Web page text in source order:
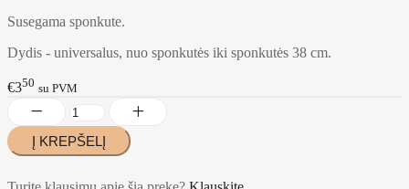
Susegama sponkute.
Dydis - universalus, nuo sponkutės iki sponkutės 38 cm.
€350 su PVM